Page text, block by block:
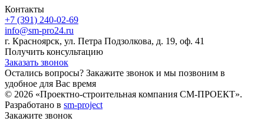
Контакты
+7 (391) 240-02-69
info@sm-pro24.ru
г. Красноярск, ул. Петра Подзолкова, д. 19, оф. 41
Получить консультацию
Заказать звонок
Остались вопросы? Закажите звонок и мы позвоним в
удобное для Вас время
© 2026 «Проектно-строительная компания СМ-ПРОЕКТ».
Разработано в sm-project
Закажите звонок